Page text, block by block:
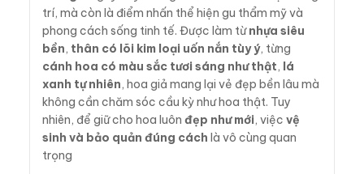
trí, mà còn là điểm nhấn thể hiện gu thẩm mỹ và
phong cách sống tinh tế. Được làm từnhựa siêu
bền, thân có lõi kim loại uốn nắn tùy ý, từng
cánh hoa có màu sắc tươi sáng như thật, lá
xanh tự nhiên, hoa giả mang lại vẻ đẹp bền lâu mà
không cần chăm sóc cầu kỳ như hoa thật. Tuy
nhiên, để giữ cho hoa luôn đẹp như mới, việc vệ
sinh và bảo quản đúng cách là vô cùng quan
trọng